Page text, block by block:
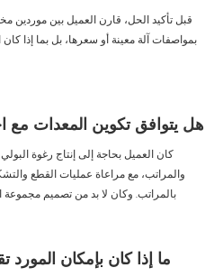
قبل تأكيد الحل، قارن العميل بين موردين
بمواصفات آلة معينة أو سعرها، بل بما إذا
1. هل يتوافق تكوين المعدات مع
كان العميل بحاجة إلى إنتاج رغوة البولي
والمراتب، مع مراعاة عمليات القطع
بالمراتب. وكان لا بد من تصميم مجموعة